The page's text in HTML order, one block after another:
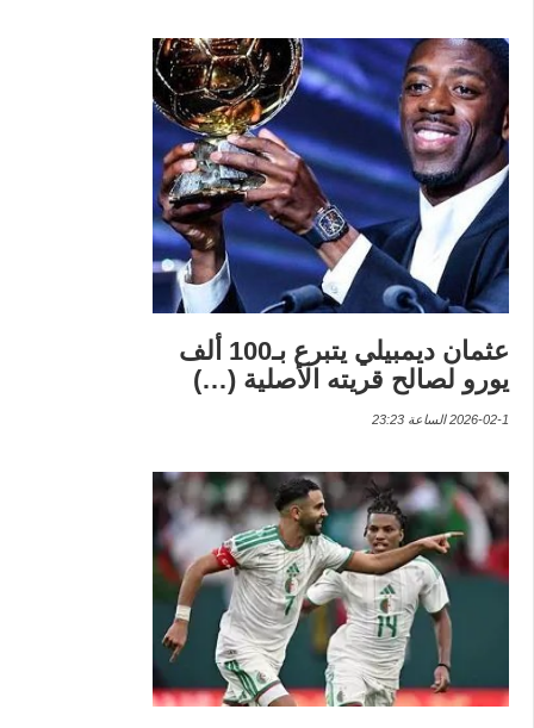
عثمان ديمبيلي يتبرع بـ100 ألف
يورو لصالح قريته الأصلية (…)
2026-02-1 الساعة 23:23